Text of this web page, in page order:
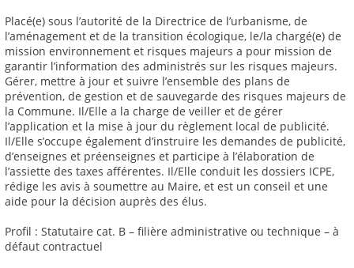
Placé(e) sous l’autorité de la Directrice de l’urbanisme, de
l’aménagement et de la transition écologique, le/la chargé(e) de
mission environnement et risques majeurs a pour mission de
garantir l’information des administrés sur les risques majeurs.
Gérer, mettre à jour et suivre l’ensemble des plans de
prévention, de gestion et de sauvegarde des risques majeurs de
la Commune. Il/Elle a la charge de veiller et de gérer
l’application et la mise à jour du règlement local de publicité.
Il/Elle s’occupe également d’instruire les demandes de publicité,
d’enseignes et préenseignes et participe à l’élaboration de
l’assiette des taxes afférentes. Il/Elle conduit les dossiers ICPE,
rédige les avis à soumettre au Maire, et est un conseil et une
aide pour la décision auprès des élus.
Profil : Statutaire cat. B – filière administrative ou technique – à
défaut contractuel